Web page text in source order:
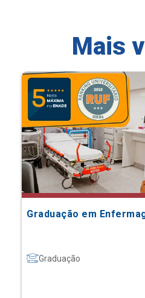
Mais
Graduação em
Graduação